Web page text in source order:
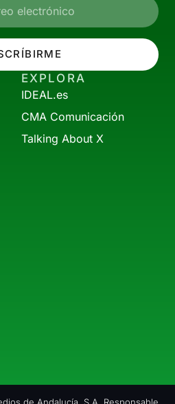
EXPLORA
IDEAL.es
CMA Comunicación
Talking About X